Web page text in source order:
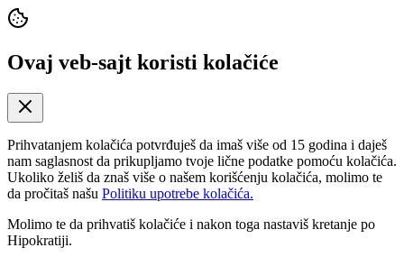
Ovaj veb-sajt koristi kolačiće
Prihvatanjem kolačića potvrđuješ da imaš više od 15 godina i daješ
nam saglasnost da prikupljamo tvoje lične podatke pomoću kolačića.
Ukoliko želiš da znaš više o našem korišćenju kolačića, molimo te
da pročitaš našu Politiku upotrebe kolačića.
Molimo te da prihvatiš kolačiće i nakon toga nastaviš kretanje po
Hipokratiji.